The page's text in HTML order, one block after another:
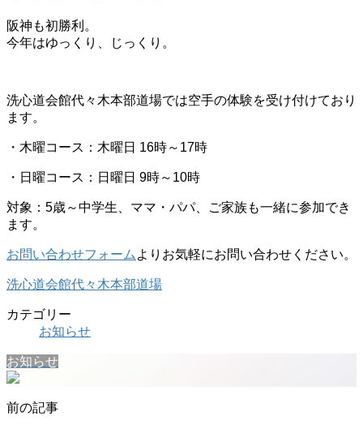
阪神も初勝利。
今年はゆっくり、じっくり。
洗心道会館代々木本部道場では空手の体験を受け付けており
ます。
・木曜コース：木曜日 16時～17時
・日曜コース：日曜日 9時～10時
対象：5歳～中学生、ママ・パパ、ご家族も一緒に参加でき
ます。
お問い合わせフォーム よりお気軽にお問い合わせください。
洗心道会館代々木本部道場
カテゴリー
お知らせ
お知らせ
前の記事